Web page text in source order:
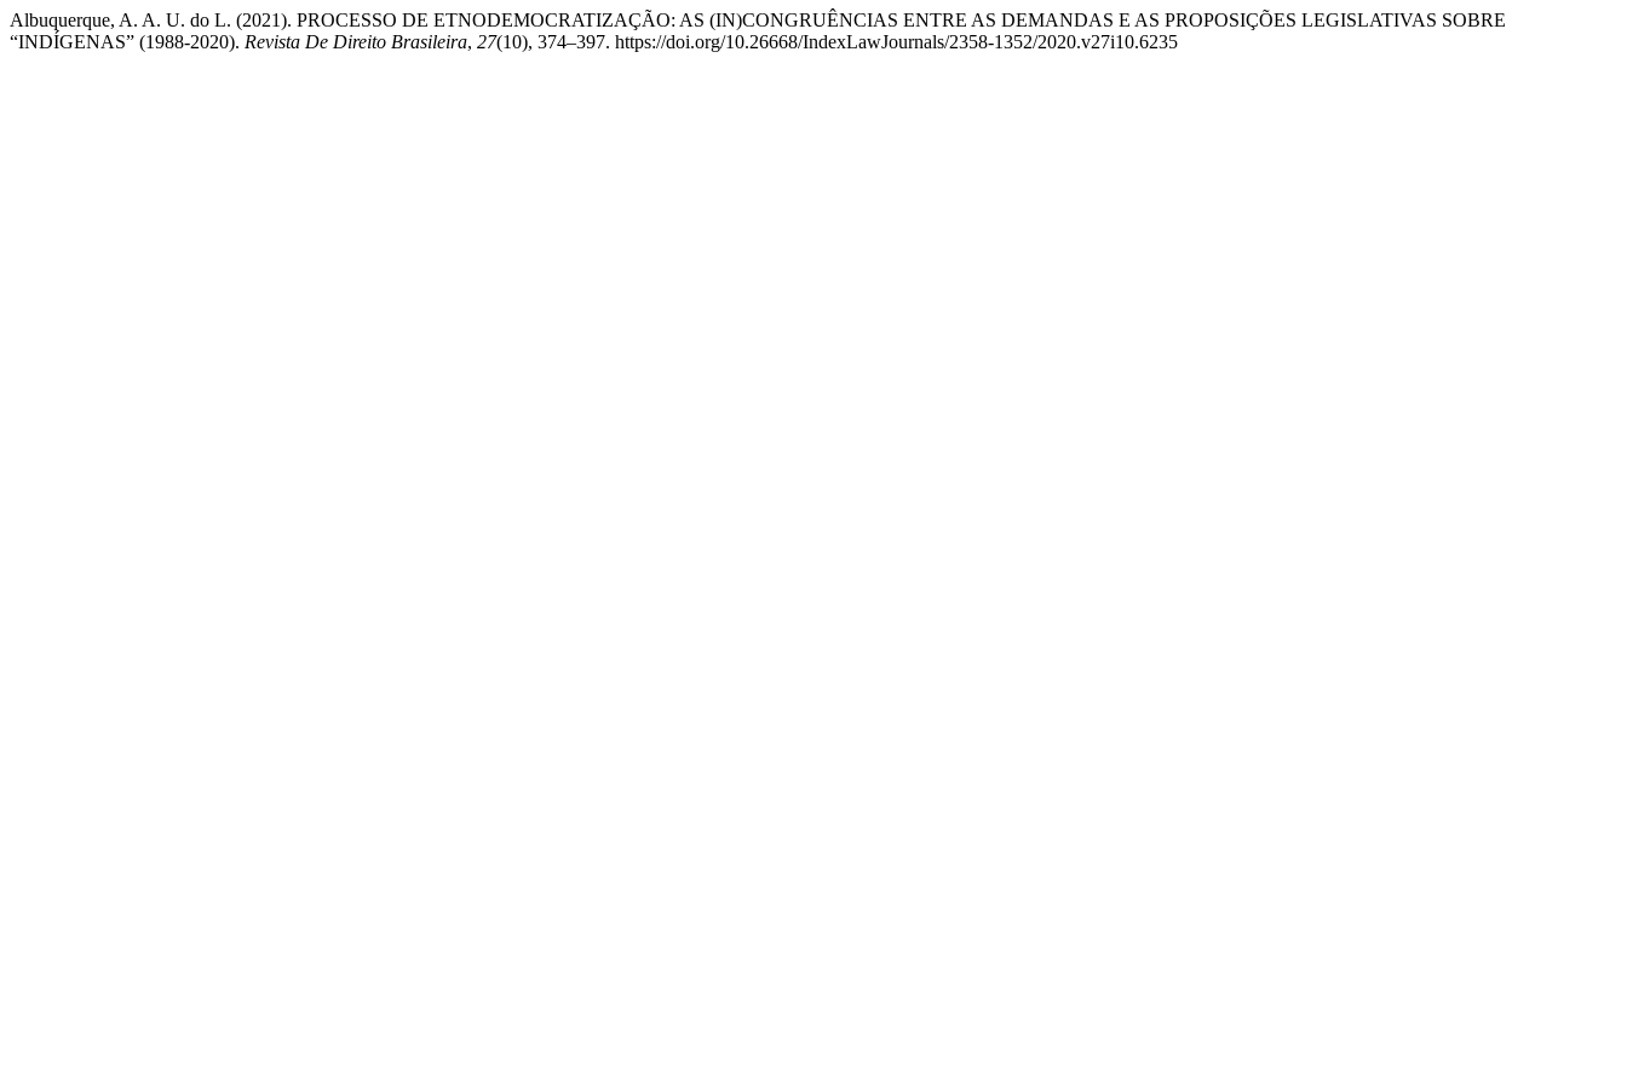
Albuquerque, A. A. U. do L. (2021). PROCESSO DE ETNODEMOCRATIZAÇÃO: AS (IN)CONGRUÊNCIAS ENTRE AS DEMANDAS E AS PROPOSIÇÕES LEGISLATIVAS SOBRE
“INDÍGENAS” (1988-2020). Revista De Direito Brasileira, 27(10), 374–397. https://doi.org/10.26668/IndexLawJournals/2358-1352/2020.v27i10.6235